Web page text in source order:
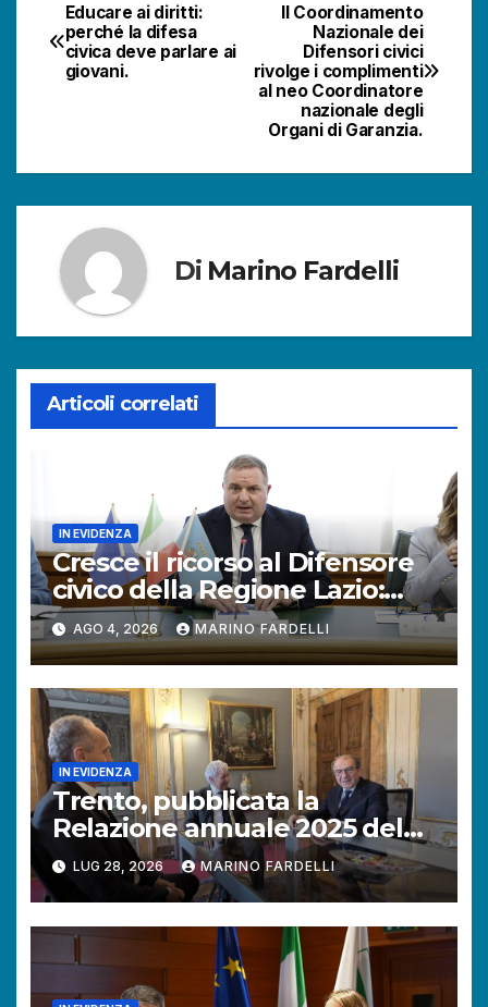
Navigazione
articoli
Il Coordinamento
Nazionale dei
Difensori civici
rivolge i complimenti
al neo Coordinatore
nazionale degli
Organi di Garanzia.
Educare ai diritti:
perché la difesa
civica deve parlare ai
giovani.
Di Marino Fardelli
Articoli correlati
IN EVIDENZA
Cresce il ricorso al Difensore
civico della Regione Lazio:
+121% di istanze rispetto al
2025.
AGO 4, 2026 MARINO FARDELLI
IN EVIDENZA
Trento, pubblicata la
Relazione annuale 2025 del
Difensore civico della
Provincia autonoma.
LUG 28, 2026 MARINO FARDELLI